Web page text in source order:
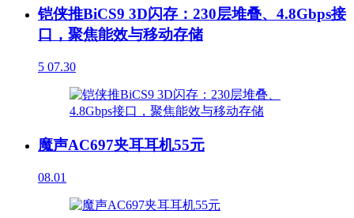
铠侠推BiCS9 3D闪存：230层堆叠、4.8Gbps接
口，聚焦能效与移动存储
5 07.30
魔声AC697夹耳耳机55元
08.01